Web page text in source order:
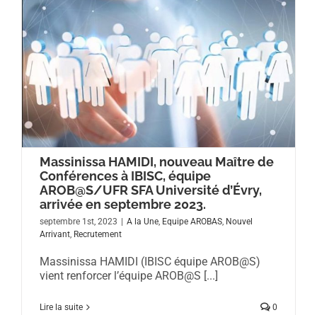
Massinissa HAMIDI, nouveau Maître de
Conférences à IBISC, équipe
AROB@S/UFR SFA Université d’Évry,
arrivée en septembre 2023.
septembre 1st, 2023 A la Une, Equipe AROBAS, Nouvel
Arrivant, Recrutement
Massinissa HAMIDI (IBISC équipe AROB@S)
vient renforcer l’équipe AROB@S [...]
Lire la suite 0